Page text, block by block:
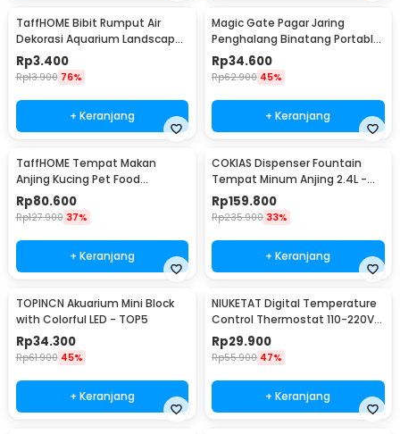
TaffHOME Bibit Rumput Air
Dekorasi Aquarium Landscape
Ornament 10g Love Grass -
H0027
Rp3.400
Rp13.900 76%
+ Keranjang
Magic Gate Pagar Jaring
Penghalang Binatang Portable
Pet Mesh Fence - TV1
Rp34.600
Rp62.900 45%
+ Keranjang
TaffHOME Tempat Makan
Anjing Kucing Pet Food
Dispenser - PET0640
Rp80.600
Rp127.900 37%
+ Keranjang
COKIAS Dispenser Fountain
Tempat Minum Anjing 2.4L -
DR008
Rp159.800
Rp235.900 33%
+ Keranjang
TOPINCN Akuarium Mini Block
with Colorful LED - TOP5
Rp34.300
Rp61.900 45%
+ Keranjang
NIUKETAT Digital Temperature
Control Thermostat 110-220V
Sensor - W3230
Rp29.900
Rp55.900 47%
+ Keranjang